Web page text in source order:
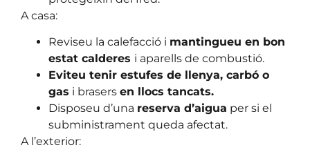
A casa:
Reviseu la calefacció i mantingueu en bon
estat calderes i aparells de combustió.
Eviteu tenir estufes de llenya, carbó o
gas i brasers en llocs tancats.
Disposeu d’una reserva d’aigua per si el
subministrament queda afectat.
A l’exterior: